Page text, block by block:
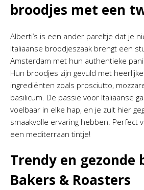
broodjes met een
Alberti’s is een ander pareltje dat je
Italiaanse broodjeszaak brengt een
Amsterdam met hun authentieke
Hun broodjes zijn gevuld met
ingrediënten zoals prosciutto,
basilicum. De passie voor Italiaanse
voelbaar in elke hap, en je zult hier
smaakvolle ervaring hebben. Perfect
een mediterraan tintje!
Trendy en gezonde
Bakers & Roasters